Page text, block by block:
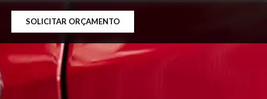
SOLICITAR ORÇAMENTO